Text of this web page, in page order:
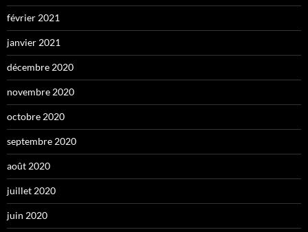
février 2021
janvier 2021
décembre 2020
novembre 2020
octobre 2020
septembre 2020
août 2020
juillet 2020
juin 2020